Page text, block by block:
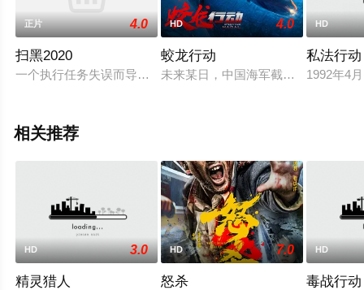
正片 4.0
扫黑2020
一个执行任务失误而导致人质男孩死亡的警察帕尤，离开警察
HD 4.0
蛟龙行动
未来某日，中国海军截获关键情报
HD
私法行动
1992年4
相关推荐
HD 3.0
精灵猎人
HD 7.0
怒杀
HD
毒战行动